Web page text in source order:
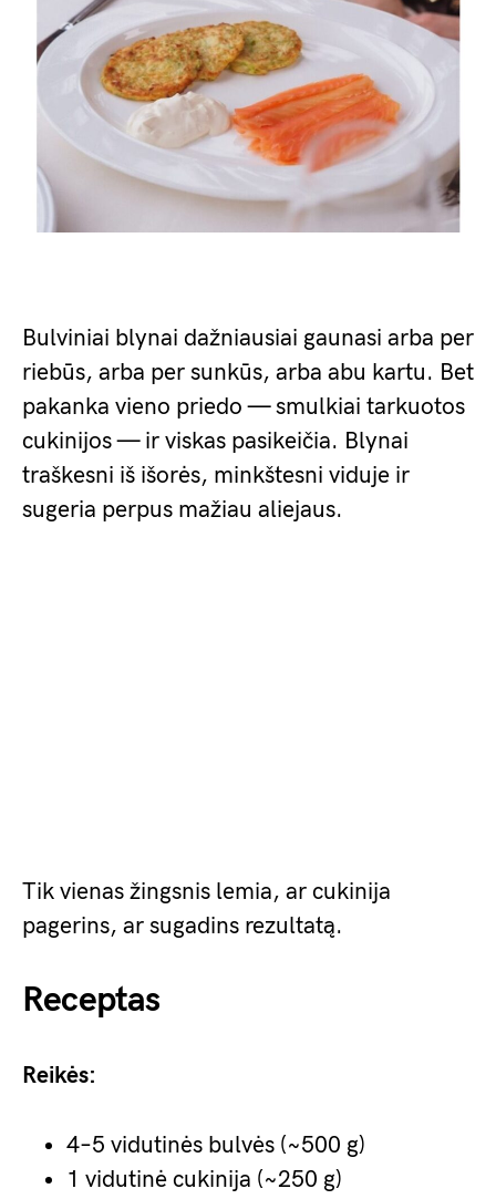
Bulviniai blynai dažniausiai gaunasi arba per
riebūs, arba per sunkūs, arba abu kartu. Bet
pakanka vieno priedo — smulkiai tarkuotos
cukinijos — ir viskas pasikeičia. Blynai
traškesni iš išorės, minkštesni viduje ir
sugeria perpus mažiau aliejaus.
Tik vienas žingsnis lemia, ar cukinija
pagerins, ar sugadins rezultatą.
Receptas
Reikės:
4–5 vidutinės bulvės (~500 g)
1 vidutinė cukinija (~250 g)